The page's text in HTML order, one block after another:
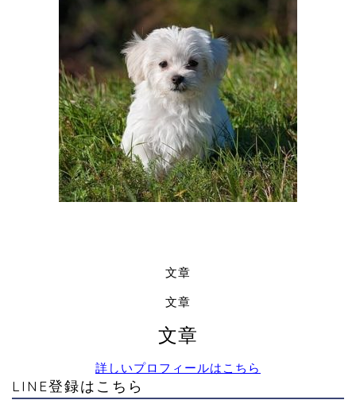
文章
文章
文章
詳しいプロフィールはこちら
LINE登録はこちら